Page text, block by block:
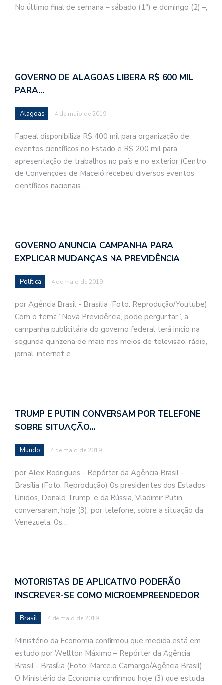
No último final de semana – sábado (1°) e domingo (2) –,
…
GOVERNO DE ALAGOAS LIBERA R$ 600 MIL
PARA…
Alagoas 4 de maio de 2019
Fapeal disponibiliza R$ 400 mil para organização de
eventos científicos no Estado e R$ 200 mil para
apresentação de trabalhos no país e no exterior (Centro
de Convenções de Maceió recebeu diversos eventos
científicos nacionais…
GOVERNO ANUNCIA CAMPANHA PARA
EXPLICAR MUDANÇAS NA PREVIDÊNCIA
Política 4 de maio de 2019
por Agência Brasil - Brasília (Foto: Reprodução/Youtube)
Com o tema “Nova Previdência, pode perguntar”, a
campanha publicitária do governo federal terá início na
segunda quinzena de maio nos meios de televisão, rádio,
jornal, internet e…
TRUMP E PUTIN CONVERSAM POR TELEFONE
SOBRE SITUAÇÃO…
Mundo 4 de maio de 2019
por Alex Rodrigues - Repórter da Agência Brasil -
Brasília (Foto: Reprodução) Os presidentes dos Estados
Unidos, Donald Trump, e da Rússia, Vladimir Putin,
conversaram, hoje (3), por telefone, sobre a situação da
Venezuela. Os…
MOTORISTAS DE APLICATIVO PODERÃO
INSCREVER-SE COMO MICROEMPREENDEDOR
Brasil 4 de maio de 2019
Ministério da Economia confirmou que medida está em
estudo por Wellton Máximo – Repórter da Agência
Brasil - Brasília (Foto: Marcelo Camargo/Agência Brasil)
O Ministério da Economia confirmou hoje (3) que estuda